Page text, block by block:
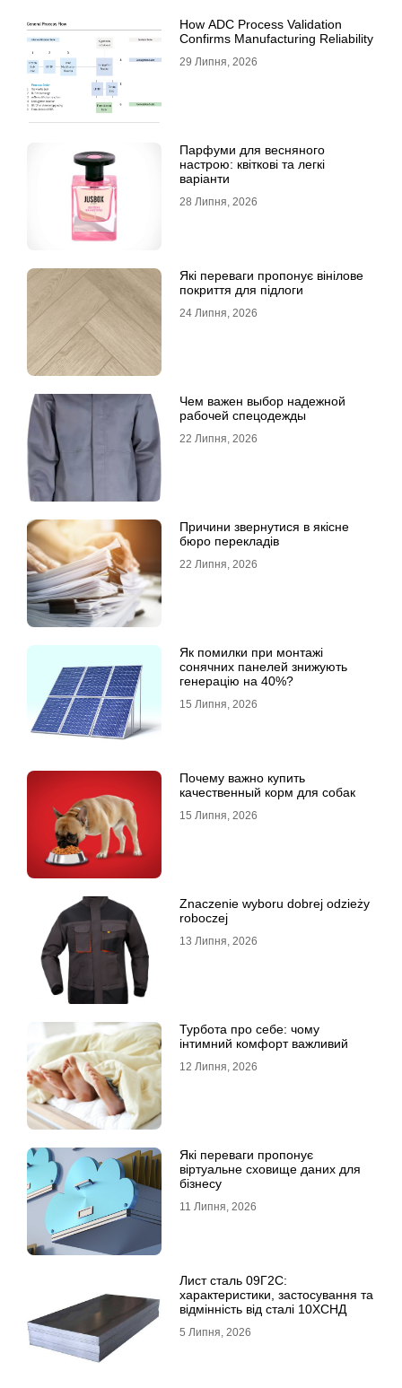
How ADC Process Validation
Confirms Manufacturing Reliability
29 Липня, 2026
Парфуми для весняного
настрою: квіткові та легкі
варіанти
28 Липня, 2026
Які переваги пропонує вінілове
покриття для підлоги
24 Липня, 2026
Чем важен выбор надежной
рабочей спецодежды
22 Липня, 2026
Причини звернутися в якісне
бюро перекладів
22 Липня, 2026
Як помилки при монтажі
сонячних панелей знижують
генерацію на 40%?
15 Липня, 2026
Почему важно купить
качественный корм для собак
15 Липня, 2026
Znaczenie wyboru dobrej odzieży
roboczej
13 Липня, 2026
Турбота про себе: чому
інтимний комфорт важливий
12 Липня, 2026
Які переваги пропонує
віртуальне сховище даних для
бізнесу
11 Липня, 2026
Лист сталь 09Г2С:
характеристики, застосування та
відмінність від сталі 10ХСНД
5 Липня, 2026